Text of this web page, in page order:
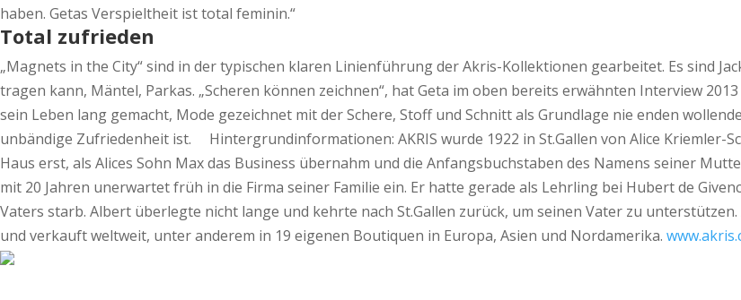
haben. Getas Verspieltheit ist total feminin.“
Total zufrieden
„Magnets in the City“ sind in der typischen klaren Linienführung der Akris-Kollektionen gearbeitet. Es sind
tragen kann, Mäntel, Parkas. „Scheren können zeichnen“, hat Geta im oben bereits erwähnten Interview
sein Leben lang gemacht, Mode gezeichnet mit der Schere, Stoff und Schnitt als Grundlage nie enden
unbändige Zufriedenheit ist. Hintergrundinformationen: AKRIS wurde 1922 in St.Gallen von Alice Kriemler-
Haus erst, als Alices Sohn Max das Business übernahm und die Anfangsbuchstaben des Namens seiner
mit 20 Jahren unerwartet früh in die Firma seiner Familie ein. Er hatte gerade als Lehrling bei Hubert de
Vaters starb. Albert überlegte nicht lange und kehrte nach St.Gallen zurück, um seinen Vater zu
und verkauft weltweit, unter anderem in 19 eigenen Boutiquen in Europa, Asien und Nordamerika.